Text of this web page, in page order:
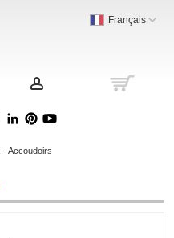
Français
- Accoudoirs